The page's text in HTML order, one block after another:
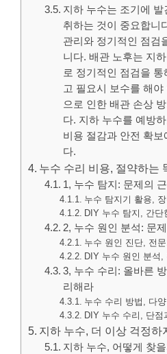
지하 누수는 조기에
취하는 것이 중요합니
관리와 정기적인 점검
니다. 배관 노후는 지
로 정기적인 점검을
고 필요시 보수를 해
으로 인한 배관 손상
다. 지하 누수를 예방
비용 절감과 안전 확보
다.
누수 수리 비용, 절약하는
1, 누수 탐지: 문제의
누수 탐지기 활용,
DIY 누수 탐지, 간단
2, 누수 원인 분석: 문
누수 원인 진단, 전
DIY 누수 원인 분석,
3, 누수 수리: 올바른
리해라
누수 수리 방법, 다
DIY 누수 수리, 단점
지하 누수, 더 이상 걱정하
지하 누수, 어떻게 찾